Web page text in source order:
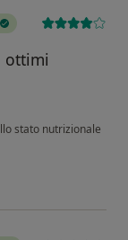
ottimi
stato nutrizionale